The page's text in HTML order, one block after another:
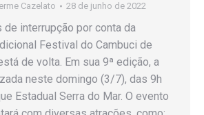
Cazelato 28 de junho de 2022
interrupção por conta da
Festival do Cambuci de
de volta. Em sua 9ª edição, a
neste domingo (3/7), das 9h
Estadual Serra do Mar. O evento